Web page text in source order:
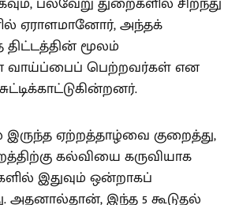
ஏராளமானோர், அந்தக்
மூலம்
வாய்ப்பைப் பெற்றவர்கள் என
இருந்த ஏற்றத்தாழ்வை குறைத்து,
கல்வியை கருவியாக
இதுவும் ஒன்றாகப்
அதனால்தான், இந்த 5 கூடுதல்